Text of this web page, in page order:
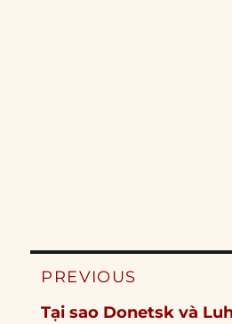
Post
PREVIOUS
Previous
Tại sao Donetsk và